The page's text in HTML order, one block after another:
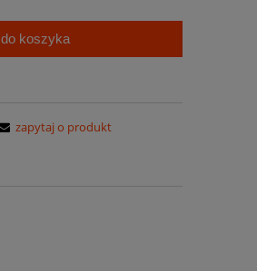
do koszyka
zapytaj o produkt